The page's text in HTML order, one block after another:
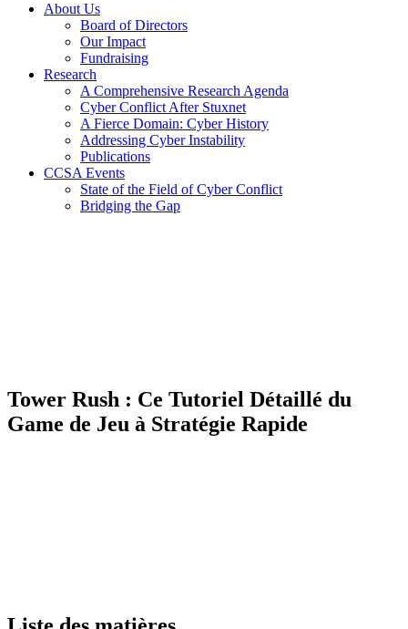
About Us
Board of Directors
Our Impact
Fundraising
Research
A Comprehensive Research Agenda
Cyber Conflict After Stuxnet
A Fierce Domain: Cyber History
Addressing Cyber Instability
Publications
CCSA Events
State of the Field of Cyber Conflict
Bridging the Gap
Tower Rush : Ce Tutoriel Détaillé du
Game de Jeu à Stratégie Rapide